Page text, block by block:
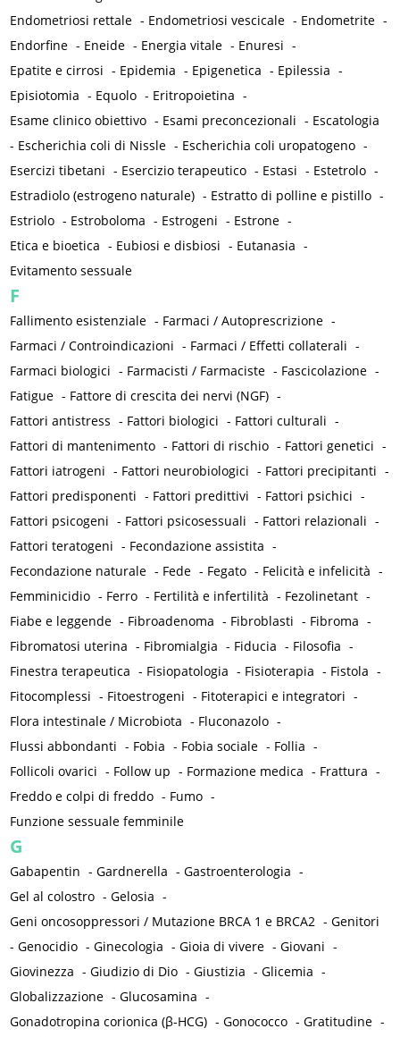
Endometriosi rettale - Endometriosi vescicale - Endometrite -
Endorfine - Eneide - Energia vitale - Enuresi -
Epatite e cirrosi - Epidemia - Epigenetica - Epilessia -
Episiotomia - Equolo - Eritropoietina -
Esame clinico obiettivo - Esami preconcezionali - Escatologia
- Escherichia coli di Nissle - Escherichia coli uropatogeno -
Esercizi tibetani - Esercizio terapeutico - Estasi - Estetrolo -
Estradiolo (estrogeno naturale) - Estratto di polline e pistillo -
Estriolo - Estroboloma - Estrogeni - Estrone -
Etica e bioetica - Eubiosi e disbiosi - Eutanasia -
Evitamento sessuale
F
Fallimento esistenziale - Farmaci / Autoprescrizione -
Farmaci / Controindicazioni - Farmaci / Effetti collaterali -
Farmaci biologici - Farmacisti / Farmaciste - Fascicolazione -
Fatigue - Fattore di crescita dei nervi (NGF) -
Fattori antistress - Fattori biologici - Fattori culturali -
Fattori di mantenimento - Fattori di rischio - Fattori genetici -
Fattori iatrogeni - Fattori neurobiologici - Fattori precipitanti -
Fattori predisponenti - Fattori predittivi - Fattori psichici -
Fattori psicogeni - Fattori psicosessuali - Fattori relazionali -
Fattori teratogeni - Fecondazione assistita -
Fecondazione naturale - Fede - Fegato - Felicità e infelicità -
Femminicidio - Ferro - Fertilità e infertilità - Fezolinetant -
Fiabe e leggende - Fibroadenoma - Fibroblasti - Fibroma -
Fibromatosi uterina - Fibromialgia - Fiducia - Filosofia -
Finestra terapeutica - Fisiopatologia - Fisioterapia - Fistola -
Fitocomplessi - Fitoestrogeni - Fitoterapici e integratori -
Flora intestinale / Microbiota - Fluconazolo -
Flussi abbondanti - Fobia - Fobia sociale - Follia -
Follicoli ovarici - Follow up - Formazione medica - Frattura -
Freddo e colpi di freddo - Fumo -
Funzione sessuale femminile
G
Gabapentin -Gardnerella -Gastroenterologia -
Gel al colostro -Gelosia -
Geni oncosoppressori / Mutazione BRCA 1 e BRCA2 -Genitori
-Genocidio -Ginecologia -Gioia di vivere -Giovani -
Giovinezza -Giudizio di Dio -Giustizia -Glicemia -
Globalizzazione -Glucosamina -
Gonadotropina corionica (β-HCG) -Gonococco -Gratitudine -